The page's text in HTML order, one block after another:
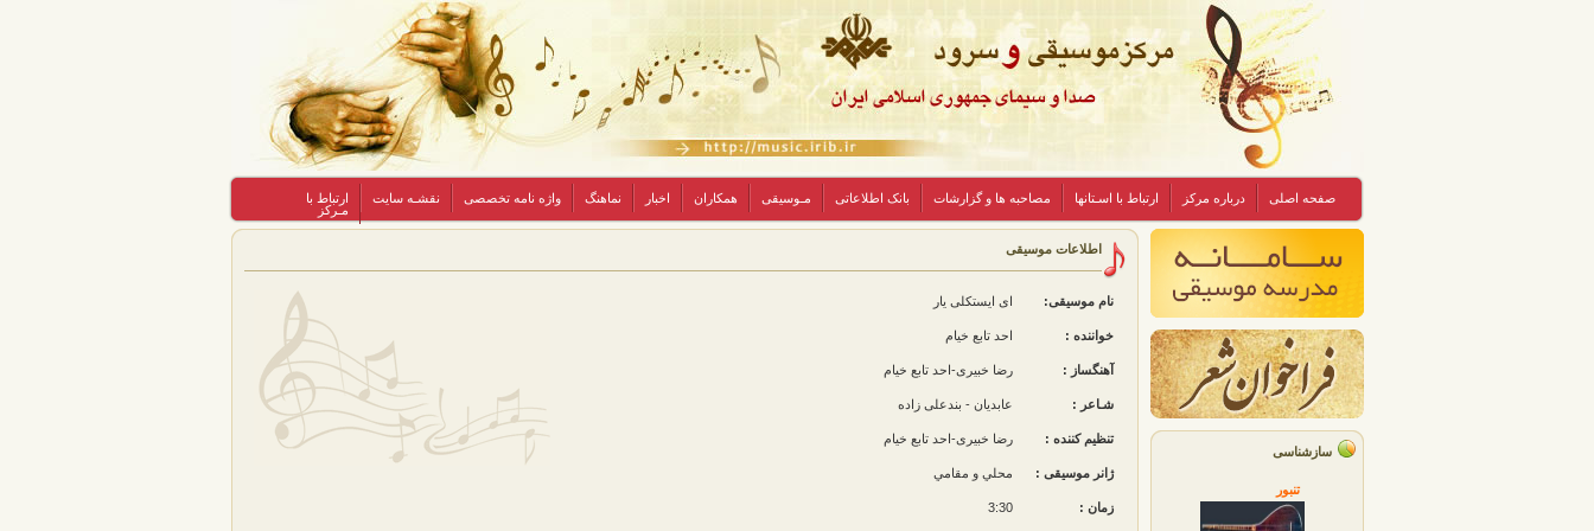
صفحه اصلی درباره مرکز ارتباط با اسـتانها مصاحبه ها و گزارشات بانک اطلاعاتی مـوسیقی همکاران اخبار نماهنگ واژه نامه تخصصی نقشـه سایت
ارتباط با
مـرکز
سازشناسی
تنبور
اطلاعات موسیقی
نام موسیقی: ای ایستکلی یار
خواننده : احد تابع خیام
آهنگساز : رضا خبیری-احد تابع خیام
شـاعر : عابدیان - بندعلی زاده
تنظیم کننده : رضا خبیری-احد تابع خیام
ژانر موسیقی : محلي و مقامي
زمان : 3:30